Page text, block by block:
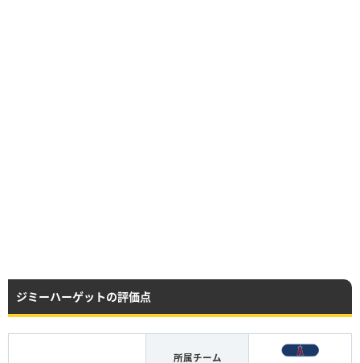
ジミーハーゲットの評価点
所属チーム